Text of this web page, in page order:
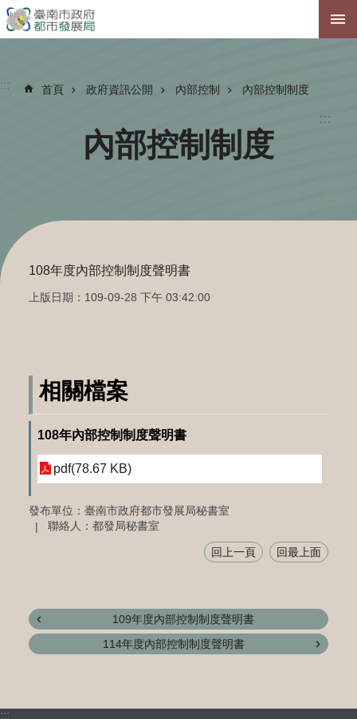
跳到主要內容區塊
:::
::: 首頁 政府資訊公開 內部控制 內部控制制度
內部控制制度
108年度內部控制制度聲明書
上版日期：109-09-28 下午 03:42:00
相關檔案
108年內部控制制度聲明書
pdf(78.67 KB)
發布單位：臺南市政府都市發展局秘書室
聯絡人：都發局秘書室
回上一頁 回最上面
109年度內部控制制度聲明書
114年度內部控制制度聲明書
:::